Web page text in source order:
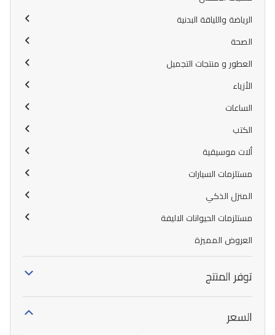
الرياضة واللياقة البدنية
الصحة
العطور و منتجات التجميل
الأزياء
الساعات
الكتب
ألات موسيقية
مستلزمات السيارات
المنزل الذكي
مستلزمات الحيوانات الاليفة
العروض المميزة
توفر المنتج
السعر